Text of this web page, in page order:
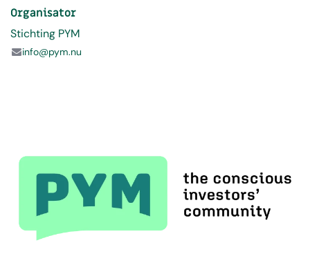
Organisator
Stichting PYM
info@pym.nu